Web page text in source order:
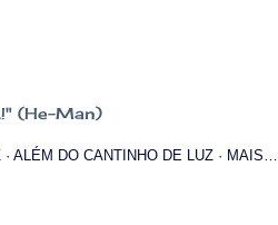
(He-Man)
ALÉM DO CANTINHO DE LUZ MAIS…